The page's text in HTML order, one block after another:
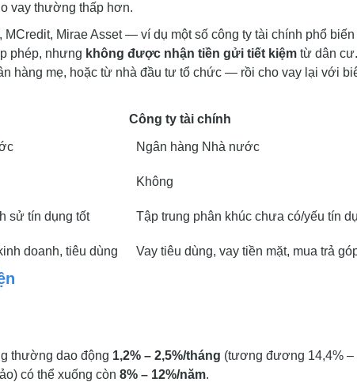
vay thường thấp hơn.
Mirae Asset — ví dụ một số công ty tài chính phổ biến
phép, nhưng không được nhận tiền gửi tiết kiệm từ dân
hàng mẹ, hoặc từ nhà đầu tư tổ chức — rồi cho vay lại với
Công ty tài chính
Ngân hàng Nhà nước
Không
sử tín dụng tốt Tập trung phân khúc chưa có/yếu tín
doanh, tiêu dùng Vay tiêu dùng, vay tiền mặt, mua trả
thường dao động 1,2% – 2,5%/tháng (tương đương 14,4% –
có thể xuống còn 8% – 12%/năm.